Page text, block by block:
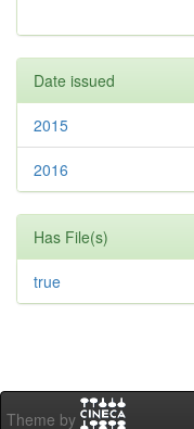
Date issued
2015
2016
Has File(s)
true
Theme by